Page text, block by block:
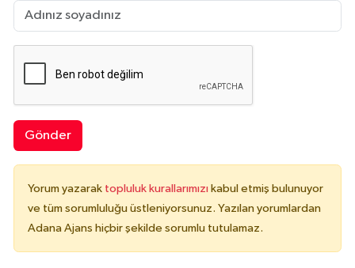
Gönder
Yorum yazarak topluluk kurallarımızı kabul etmiş bulunuyor
ve tüm sorumluluğu üstleniyorsunuz. Yazılan yorumlardan
Adana Ajans hiçbir şekilde sorumlu tutulamaz.